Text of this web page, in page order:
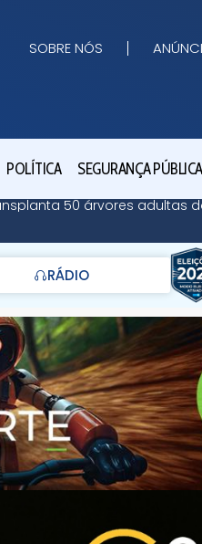
SOBRE NÓS
POLÍTICA SEGURANÇA PÚBLICA
50 árvores adultas
RÁDIO